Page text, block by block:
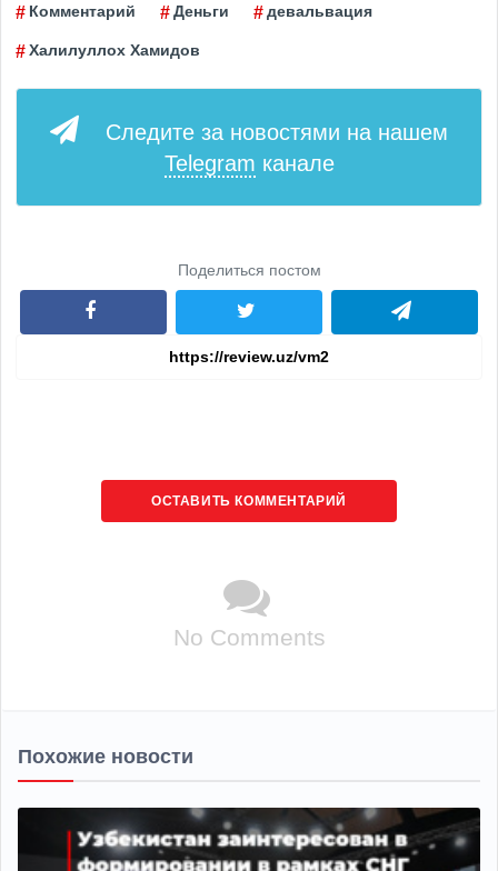
Комментарий Деньги девальвация
Халилуллох Хамидов
Следите за новостями на нашем
Telegram канале
Поделиться постом
ОСТАВИТЬ КОММЕНТАРИЙ
No Comments
Похожие новости